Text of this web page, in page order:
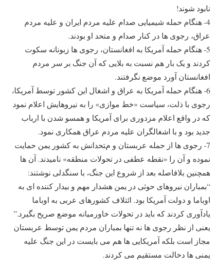
نابود شوند!
4- هنگام حمله شیمیایی صدام علیه مردم ایران و علیه مردم
عراق، رجوی ها در کنار صدام و متحد او بودند.
5- هنگام حمله آمریکا به افغانستان، رجوی ها زبونانه سکوت
کردند و یک بار هم نسبت به بلایی که آن جنگ بر سر مردم
افغانستان آورد موضع نگرفتند.
6- هنگام حمله آمریکا به عراق و اشغال این کشور توسط آمریکا،
رجوی با ذلت، سیاست «خط موازی» را به نیروهایش اعلام نمود
که در واقع اعلام مزدوری برای آمریکا و همسو شدن با ارباب
جدید بود و با اشغالگران علیه مردم عراق همکاری نمود.
7- رجوی ها از حمله عربستان و متحدانش به کشور یمن حمایت
نموده و آن را «نقطه عطفی در تحولات منطقه» نامیدند. آن ها
همچنین بلافاصله بعد از شروع این جنگ، با سنگدلی نوشتند:
“بمباران نیروهای حوثی در یمن هشدار مهم و بیدار کننده ای به
اوباما و دولت آمریکا بود. ائتلاف کشورهای عربی به اوباما
یادآوری کردند که باید در تحولات خاورمیانه موضع صریح بگیرد.”
یعنی از نظر رجوی ها نه تنها بمباران مردم یمن توسط عربستان
مجاز است بلکه آمریکایی ها هم می بایست در این جنگ علیه
یمنی ها دخالت مستقیم می کردند.